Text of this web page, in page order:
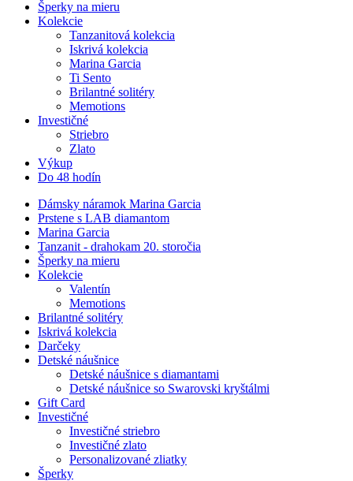
Šperky na mieru
Kolekcie
Tanzanitová kolekcia
Iskrivá kolekcia
Marina Garcia
Ti Sento
Brilantné solitéry
Memotions
Investičné
Striebro
Zlato
Výkup
Do 48 hodín
Dámsky náramok Marina Garcia
Prstene s LAB diamantom
Marina Garcia
Tanzanit - drahokam 20. storočia
Šperky na mieru
Kolekcie
Valentín
Memotions
Brilantné solitéry
Iskrivá kolekcia
Darčeky
Detské náušnice
Detské náušnice s diamantami
Detské náušnice so Swarovski kryštálmi
Gift Card
Investičné
Investičné striebro
Investičné zlato
Personalizované zliatky
Šperky